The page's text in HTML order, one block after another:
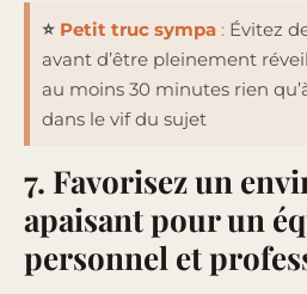
⭐ Petit truc sympa : Évitez
avant d’être pleinement
au moins 30 minutes rien
dans le vif du sujet
7. Favorisez un
apaisant pour un
personnel et